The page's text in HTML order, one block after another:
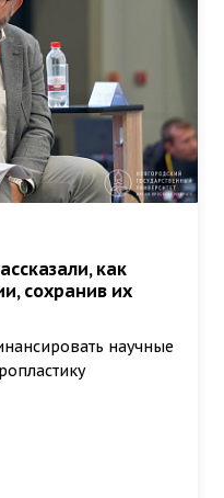
как
сохранив их
научные